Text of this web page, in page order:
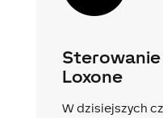
Loxone
W dzisiejszych